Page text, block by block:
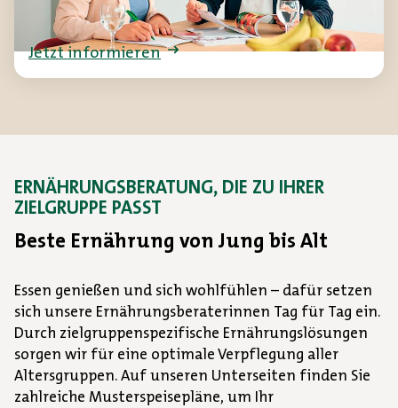
Jetzt informieren
Beste Ernährung von Jung bis Alt
ERNÄHRUNGSBERATUNG, DIE ZU IHRER
ZIELGRUPPE PASST
Essen genießen und sich wohlfühlen – dafür setzen
sich unsere Ernährungsberaterinnen Tag für Tag ein.
Durch zielgruppenspezifische Ernährungslösungen
sorgen wir für eine optimale Verpflegung aller
Altersgruppen. Auf unseren Unterseiten finden Sie
zahlreiche Musterspeisepläne, um Ihr